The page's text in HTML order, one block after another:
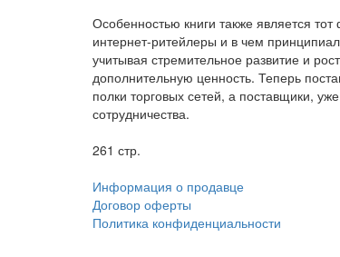
Особенностью книги также является
интернет-ритейлеры и в чем
учитывая стремительное развитие и
дополнительную ценность. Теперь
полки торговых сетей, а поставщики,
сотрудничества.
261 стр.
Информация о продавце
Договор оферты
Политика конфиденциальности